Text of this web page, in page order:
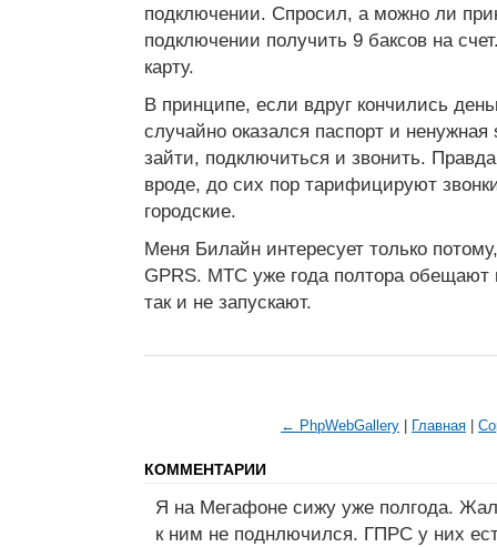
подключении. Спросил, а можно ли
подключении получить 9 баксов на
карту.
В принципе, если вдруг кончились
случайно оказался паспорт и
зайти, подключиться и звонить.
вроде, до сих пор тарифицируют
городские.
Меня Билайн интересует только
GPRS. МТС уже года полтора обещают
так и не запускают.
← PhpWebGallery Главная
КОММЕНТАРИИ
Я на Мегафоне сижу уже полгода.
к ним не поднлючился. ГПРС у них